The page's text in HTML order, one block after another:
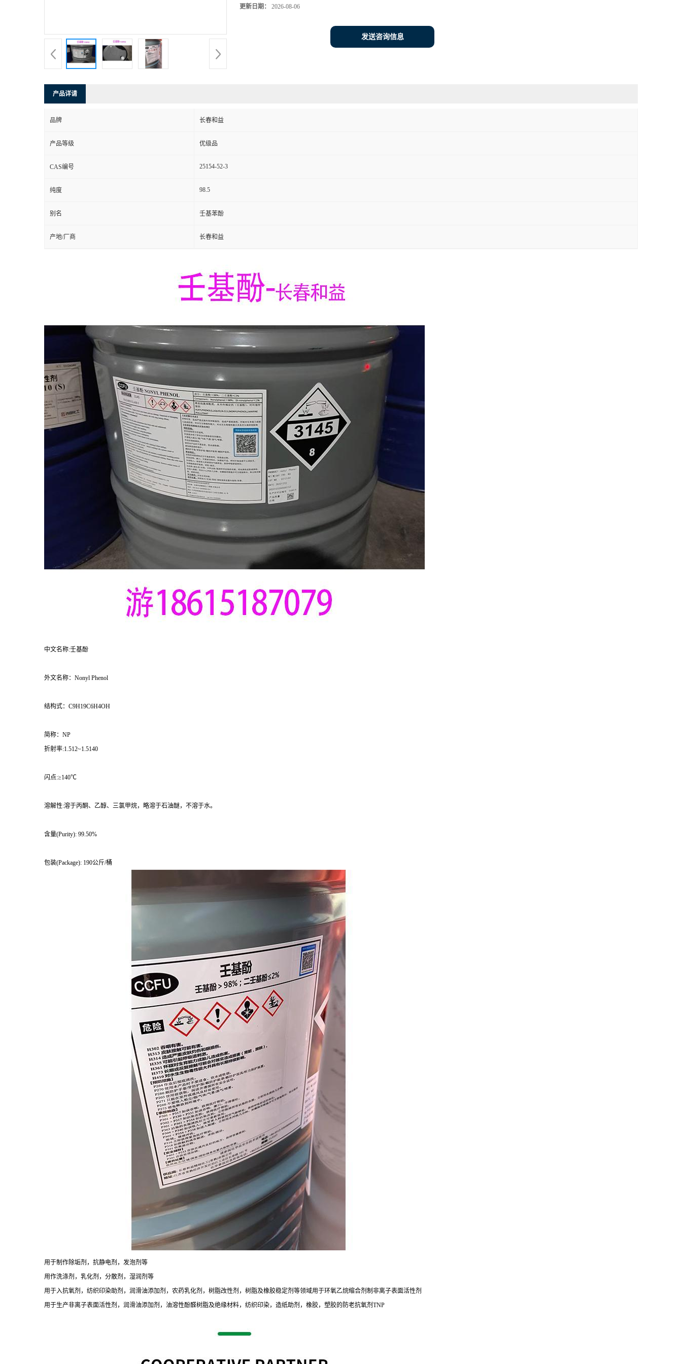
更新日期： 2026-08-06
发送咨询信息
产品详请
品牌 长春和益
产品等级 优级品
CAS编号 25154-52-3
纯度 98.5
别名 壬基苯酚
产地/厂商 长春和益
中文名称:壬基酚
外文名称：Nonyl Phenol
结构式：C9H19C6H4OH
简称：NP
折射率:1.512~1.5140
闪点:≥140℃
溶解性:溶于丙酮、乙醇、三氯甲烷，略溶于石油醚，不溶于水。
含量(Purity): 99.50%
包装(Package): 190公斤/桶
用于制作除垢剂，抗静电剂，发泡剂等
用作洗涤剂，乳化剂，分散剂，湿润剂等
用于入抗氧剂，纺织印染助剂，润滑油添加剂，农药乳化剂，树脂改性剂，树脂及橡胶稳定剂等领域用于环氧乙烷缩合剂制非离子表面活性剂
用于生产非离子表面活性剂，润滑油添加剂，油溶性酚醛树脂及绝缘材料，纺织印染，造纸助剂，橡胶，塑胶的防老抗氧剂TNP